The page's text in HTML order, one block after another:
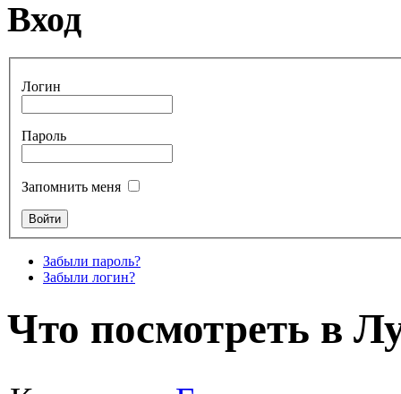
Вход
Логин
Пароль
Запомнить меня
Забыли пароль?
Забыли логин?
Что посмотреть в